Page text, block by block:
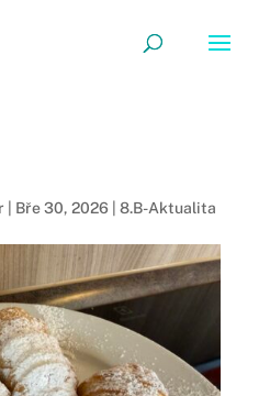
Bře 30, 2026| 8.B-Aktualita